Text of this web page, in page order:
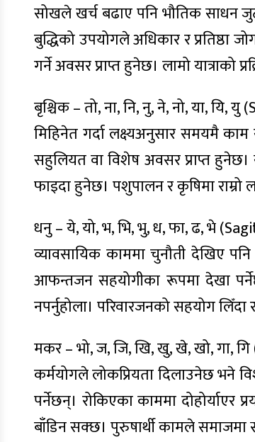
सोखले खर्च बढाए पनि भौतिक साधन
बुद्धिको उपयोगले अधिकार र
गर्ने अवसर प्राप्त हुनेछ। लामो यात्राको
बृश्चिक – तो, ना, नि, नु, ने, नो, या, यि, यु
मिहिनेत गर्दा लक्ष्यअनुसार समयमै काम
सहुलियत वा विशेष अवसर प्राप्त हुनेछ।
फाइदा हुनेछ। पशुपालन र कृषिमा
धनु – ये, यो, भ, भि, भु, ध, फा, ढ, भे
व्यावसायिक काममा चुनौती देखिए
आफन्तजन सहयोगीका रूपमा देखा
नपर्नुहोला। परिवारजनको सहयोग लिँदा
मकर – भो, ज, जि, खि, खु, खे, खो, गा,
कर्मयोगले लोकप्रियता दिलाउनेछ भने
पर्नेछन्। रोकिएका काममा दोहोर्याएर
बाँडिन सक्छ। पुरुषार्थी कामले